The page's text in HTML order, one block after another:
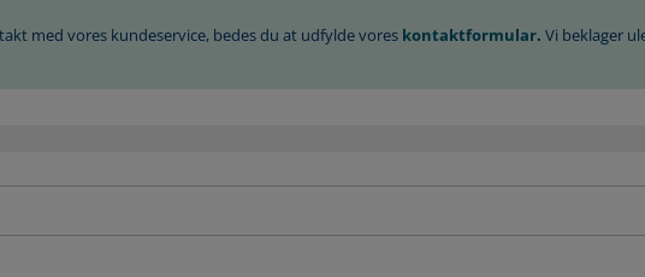
med vores kundeservice, bedes du at udfylde vores kontaktformular. Vi beklager